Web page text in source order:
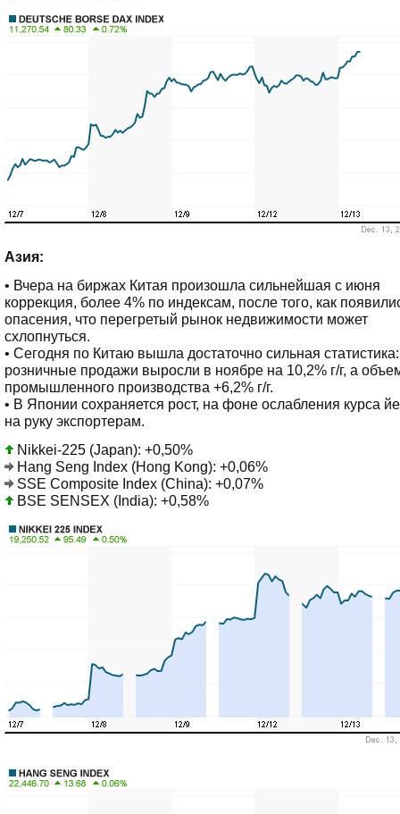
Азия:
• Вчера на биржах Китая произошла сильнейшая с июня
коррекция, более 4% по индексам, после того, как
опасения, что перегретый рынок недвижимости может
схлопнуться.
• Сегодня по Китаю вышла достаточно сильная статистика:
розничные продажи выросли в ноябре на 10,2% г/г, а
промышленного производства +6,2% г/г.
• В Японии сохраняется рост, на фоне ослабления курса
на руку экспортерам.
Nikkei-225 (Japan): +0,50%
Hang Seng Index (Hong Kong): +0,06%
SSE Composite Index (China): +0,07%
BSE SENSEX (India): +0,58%